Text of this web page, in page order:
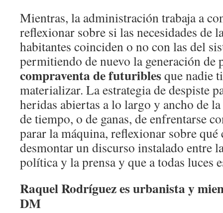
Mientras, la administración trabaja a
reflexionar sobre si las necesidades de
habitantes coinciden o no con las del
permitiendo de nuevo la generación de
compraventa de futuriblesque nadie
materializar. La estrategia de despiste
heridas abiertas a lo largo y ancho de
de tiempo, o de ganas, de enfrentarse
parar la máquina, reflexionar sobre
desmontar un discurso instalado entre
política y la prensa y que a todas luces
Raquel Rodríguez es urbanista y
DM